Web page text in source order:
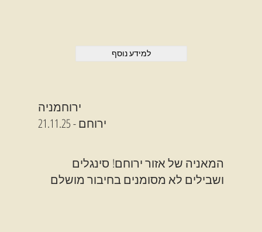
למידע נוסף
ירוחמניה
21.11.25 - ירוחם
המאניה של אזור ירוחם! סינגלים
ושבילים לא מסומנים בחיבור מושלם